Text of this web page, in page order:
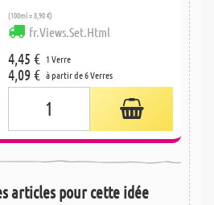
(100ml = 8,90 €)
fr.Views.Set.Html
4,45 € 1 Verre
4,09 € à partir de 6 Verres
articles pour cette idée